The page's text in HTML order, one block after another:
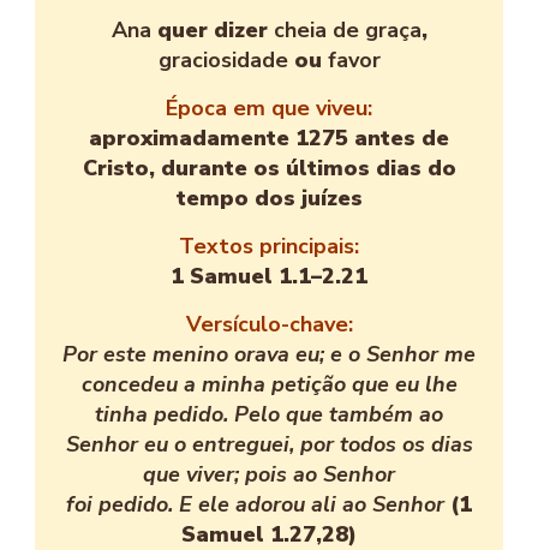
Ana quer dizer cheia de graça,
graciosidadeou favor
Época em que viveu:
aproximadamente 1275 antes de
Cristo, durante os últimos dias do
tempo dos juízes
Textos principais:
1 Samuel 1.1–2.21
Versículo-chave:
Por este menino orava eu; e o Senhor me
concedeu a minha petição que eu lhe
tinha pedido. Pelo que também ao
Senhor eu o entreguei, por todos os dias
que viver; pois ao Senhor
foi pedido. E ele adorou ali ao Senhor(1
Samuel 1.27,28)